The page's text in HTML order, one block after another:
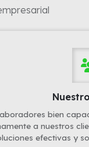
bien
a nuestros
efectivas y